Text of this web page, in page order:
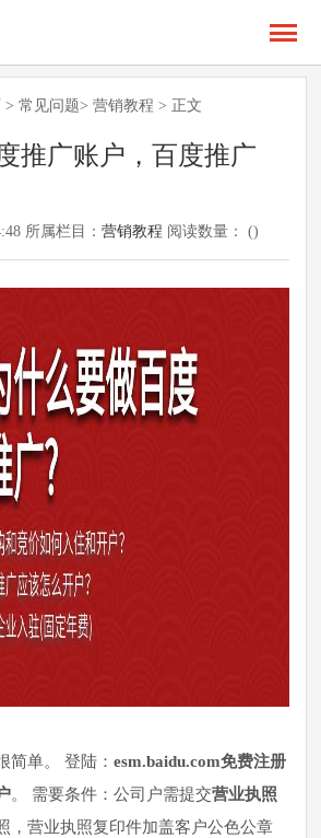
>常见问题>营销教程 > 正文
推广账户，百度推广
所属栏目：营销教程 阅读数量： ()
简单。 登陆：esm.baidu.com免费注册
。 需要条件：公司户需提交营业执照
，营业执照复印件加盖客户公色公章